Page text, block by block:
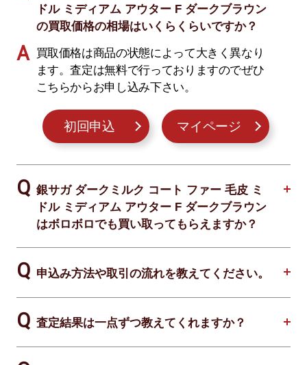
ドル ミディアム アウター F ダークブラウン
の買取価格の相場はいくらくらいですか？
買取価格は商品の状態によって大きく異なり
ます。査定は無料で行っておりますのでぜひ
こちらからお申し込み下さい。
初回申込 マイページ
銀サガ ダークミルク コート ファー 毛皮 ミ
ドル ミディアム アウター F ダークブラウン
はボロボロでも買い取ってもらえますか？
申込み方法や取引の流れを教えてください。
査定結果は一点ずつ教えてくれますか？